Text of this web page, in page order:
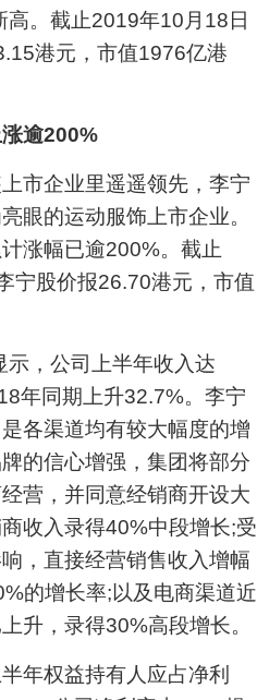
。截止2019年10月18日
港元，市值1976亿港
逾200%
企业里遥遥领先，李宁
眼的运动服饰上市企业。
涨幅已逾200%。截止
宁股价报26.70港元，市值
，公司上半年收入达
年同期上升32.7%。李宁
各渠道均有较大幅度的增
的信心增强，集团将部分
营，并同意经销商开设大
收入录得40%中段增长;受
，直接经营销售收入增幅
的增长率;以及电商渠道近
升，录得30%高段增长。
权益持有人应占净利